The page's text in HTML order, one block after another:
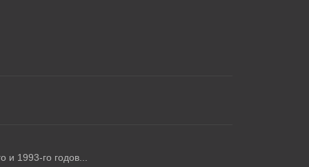
1993-го годов...